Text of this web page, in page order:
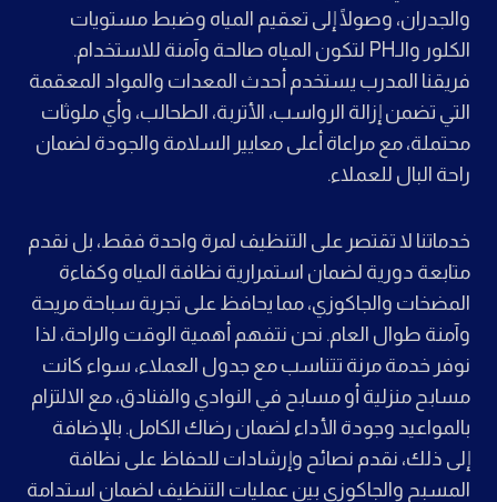
والجدران، وصولًا إلى تعقيم المياه وضبط مستويات
الكلور والـPH لتكون المياه صالحة وآمنة للاستخدام.
فريقنا المدرب يستخدم أحدث المعدات والمواد المعقمة
التي تضمن إزالة الرواسب، الأتربة، الطحالب، وأي ملوثات
محتملة، مع مراعاة أعلى معايير السلامة والجودة لضمان
راحة البال للعملاء.
خدماتنا لا تقتصر على التنظيف لمرة واحدة فقط، بل نقدم
متابعة دورية لضمان استمرارية نظافة المياه وكفاءة
المضخات والجاكوزي، مما يحافظ على تجربة سباحة مريحة
وآمنة طوال العام. نحن نتفهم أهمية الوقت والراحة، لذا
نوفر خدمة مرنة تتناسب مع جدول العملاء، سواء كانت
مسابح منزلية أو مسابح في النوادي والفنادق، مع الالتزام
بالمواعيد وجودة الأداء لضمان رضاك الكامل. بالإضافة
إلى ذلك، نقدم نصائح وإرشادات للحفاظ على نظافة
المسبح والجاكوزي بين عمليات التنظيف لضمان استدامة